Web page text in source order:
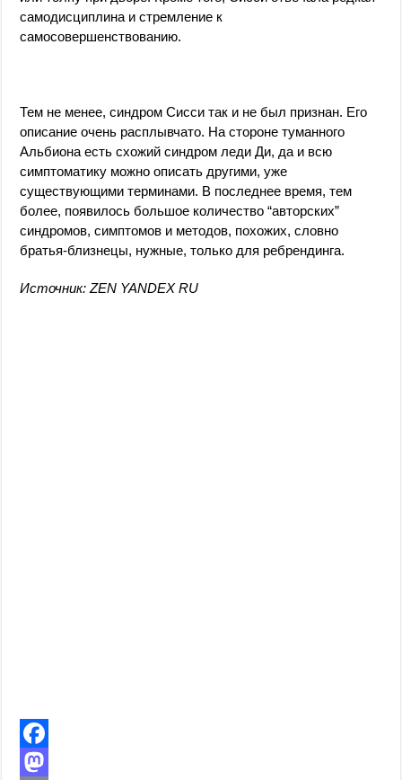
самодисциплина и стремление к
самосовершенствованию.
Тем не менее, синдром Сисси так и не был признан. Его
описание очень расплывчато. На стороне туманного
Альбиона есть схожий синдром леди Ди, да и всю
симптоматику можно описать другими, уже
существующими терминами. В последнее время, тем
более, появилось большое количество “авторских”
синдромов, симптомов и методов, похожих, словно
братья-близнецы, нужные, только для ребрендинга.
Источник: ZEN YANDEX RU
F